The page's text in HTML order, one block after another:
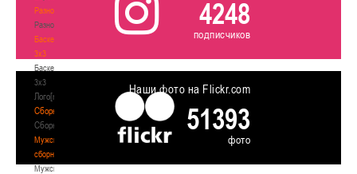
Разное
Разное
Баскетбол
3х3
Баскетбол
3х3
Лого[modid=121]
Сборные
Сборные
Мужские
сборные
Мужские
4248
подписчиков
Наши фото на Flickr.com
51393
фото